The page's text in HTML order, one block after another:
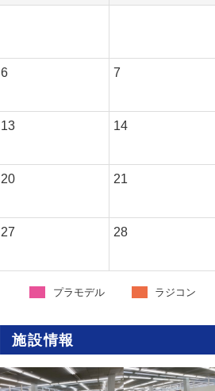
6 7
13 14
20 21
27 28
プラモデル ラジコン
施設情報